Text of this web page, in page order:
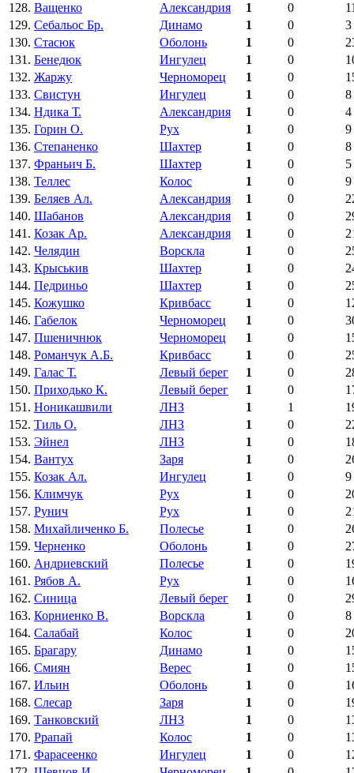
128. Ващенко Александрия 1 0
129. Себальос Бр. Динамо 1 0
3
130. Стасюк Оболонь 1 0
131. Бенедюк Ингулец 1 0
132. Жаржу Черноморец 1 0
133. Свистун Ингулец 1 0
8
134. Ндика Т. Александрия 1 0
4
135. Горин О. Рух 1 0
9
136. Степаненко Шахтер 1 0
8
137. Франьич Б. Шахтер 1 0
5
138. Теллес Колос 1 0
9
139. Беляев Ал. Александрия 1 0
140. Шабанов Александрия 1 0
141. Козак Ар. Александрия 1 0
142. Челядин Ворскла 1 0
143. Крыськив Шахтер 1 0
144. Педриньо Шахтер 1 0
145. Кожушко Кривбасс 1 0
146. Габелок Черноморец 1 0
147. Пшеничнюк Черноморец 1 0
148. Романчук А.Б. Кривбасс 1 0
149. Галас Т. Левый берег 1 0
150. Приходько К. Левый берег 1 0
151. Ноникашвили ЛНЗ 1 1
152. Тиль О. ЛНЗ 1 0
153. Эйнел ЛНЗ 1 0
154. Вантух Заря 1 0
155. Козак Ал. Ингулец 1 0
9
156. Климчук Рух 1 0
157. Рунич Рух 1 0
158. Михайличенко Б. Полесье 1 0
159. Черненко Оболонь 1 0
160. Андриевский Полесье 1 0
161. Рябов А. Рух 1 0
162. Синица Левый берег 1 0
163. Корниенко В. Ворскла 1 0
8
164. Салабай Колос 1 0
165. Брагару Динамо 1 0
166. Смиян Верес 1 0
167. Ильин Оболонь 1 0
168. Слесар Заря 1 0
169. Танковский ЛНЗ 1 0
170. Ррапай Колос 1 0
171. Фарасеенко Ингулец 1 0